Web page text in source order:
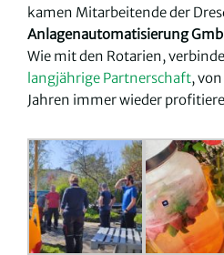
kamen Mitarbeitende der
Anlagenautomatisierung
Wie mit den Rotarien,
langjährige Partnerschaft,
Jahren immer wieder